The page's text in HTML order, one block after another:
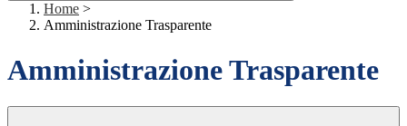
Home >
Amministrazione Trasparente
Amministrazione Trasparente